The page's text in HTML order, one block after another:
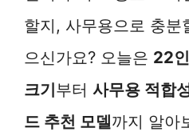
할지, 사무용으로 충분
으신가요? 오늘은 22
크기부터 사무용 적합
드 추천 모델까지 알아